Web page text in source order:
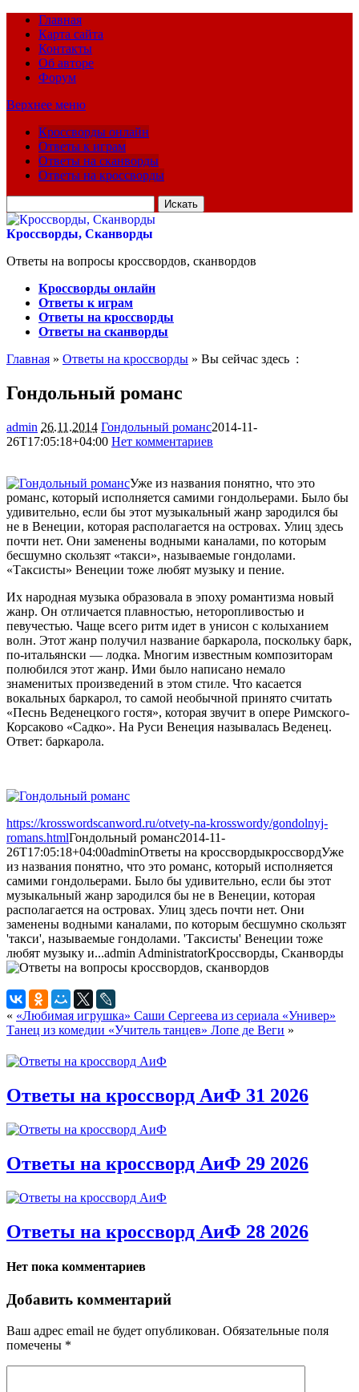
Главная
Карта сайта
Контакты
Об авторе
Форум
Верхнее меню
Кроссворды онлайн
Ответы к играм
Ответы на сканворды
Ответы на кроссворды
для:
Кроссворды, Сканворды
Ответы на вопросы кроссвордов, сканвордов
Кроссворды онлайн
Ответы к играм
Ответы на кроссворды
Ответы на сканворды
Главная » Ответы на кроссворды » Вы сейчас здесь :
Гондольный романс
admin 26.11.2014 Гондольный романс2014-11-
26T17:05:18+04:00 Нет комментариев
Уже из названия понятно, что это
романс, который исполняется самими гондольерами. Было бы
удивительно, если бы этот музыкальный жанр зародился бы
не в Венеции, которая располагается на островах. Улиц здесь
почти нет. Они заменены водными каналами, по которым
бесшумно скользят «такси», называемые гондолами.
«Таксисты» Венеции тоже любят музыку и пение.
Их народная музыка образовала в эпоху романтизма новый
жанр. Он отличается плавностью, неторопливостью и
певучестью. Чаще всего ритм идет в унисон с колыханием
волн. Этот жанр получил название баркарола, поскольку барк,
по-итальянски — лодка. Многим известным композиторам
полюбился этот жанр. Ими было написано немало
знаменитых произведений в этом стиле. Что касается
вокальных баркарол, то самой необычной принято считать
«Песнь Веденецкого гостя», которая звучит в опере Римского-
Корсаково «Садко». На Руси Венеция называлась Веденец.
Ответ: баркарола.
https://krosswordscanword.ru/otvety-na-krosswordy/gondolnyj-
romans.htmlГондольный романс2014-11-
26T17:05:18+04:00adminОтветы на кроссвордыкроссвордУже
из названия понятно, что это романс, который исполняется
самими гондольерами. Было бы удивительно, если бы этот
музыкальный жанр зародился бы не в Венеции, которая
располагается на островах. Улиц здесь почти нет. Они
заменены водными каналами, по которым бесшумно скользят
'такси', называемые гондолами. 'Таксисты' Венеции тоже
любят музыку и...admin AdministratorКроссворды, Сканворды
« «Любимая игрушка» Саши Сергеева из сериала «Универ»
Танец из комедии «Учитель танцев» Лопе де Веги »
Ответы на кроссворд АиФ 31 2026
Ответы на кроссворд АиФ 29 2026
Ответы на кроссворд АиФ 28 2026
Нет пока комментариев
Добавить комментарий
Ваш адрес email не будет опубликован. Обязательные поля
помечены *